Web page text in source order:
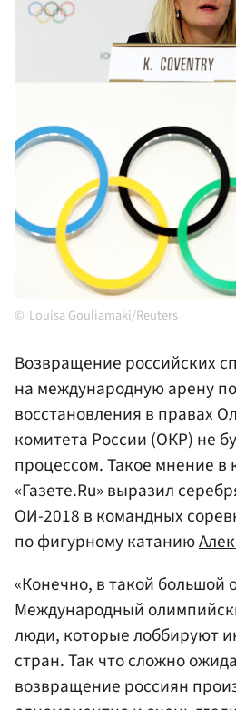
Louisa Gouliamaki/Reuters
Возвращение российских
на международную арену
восстановления в правах
комитета России (ОКР) не
процессом. Такое мнение в
«Газете.Ru» выразил
ОИ-2018 в командных
по фигурному катанию
«Конечно, в такой большой
Международный
люди, которые лоббируют
стран. Так что сложно
возвращение россиян